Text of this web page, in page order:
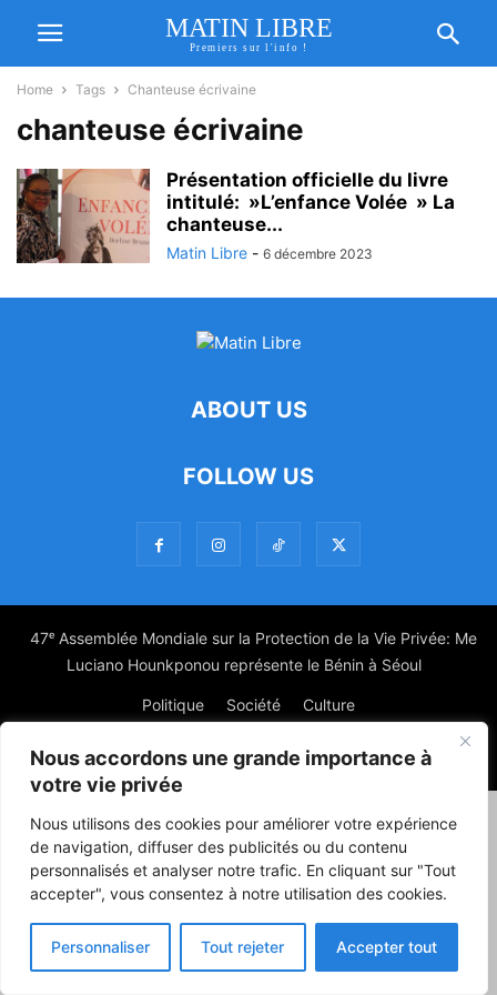
Nous accordons une grande importance à
votre vie privée
Nous utilisons des cookies pour améliorer votre expérience
de navigation, diffuser des publicités ou du contenu
personnalisés et analyser notre trafic. En cliquant sur "Tout
accepter", vous consentez à notre utilisation des cookies.
Personnaliser Tout rejeter Accepter tout
MATIN LIBRE
Premiers sur l'info !
Home Tags Chanteuse écrivaine
chanteuse écrivaine
Présentation officielle du livre
intitulé: »L’enfance Volée » La
chanteuse...
Matin Libre - 6 décembre 2023
ABOUT US
FOLLOW US
47ᵉ Assemblée Mondiale sur la Protection de la Vie Privée: Me
Luciano Hounkponou représente le Bénin à Séoul
Politique Société Culture
© Powered by digitXplus Francophone